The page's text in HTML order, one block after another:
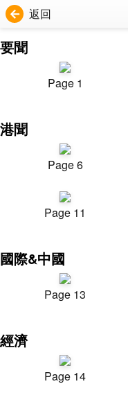
返回
要聞
Page 1
港聞
Page 6
Page 11
國際&中國
Page 13
經濟
Page 14